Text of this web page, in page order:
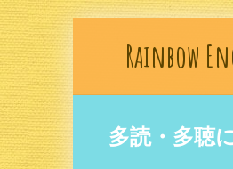
Rainbow
多読・多聴